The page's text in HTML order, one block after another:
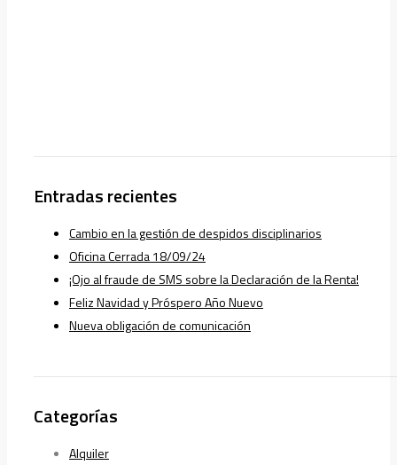
Entradas recientes
Cambio en la gestión de despidos disciplinarios
Oficina Cerrada 18/09/24
¡Ojo al fraude de SMS sobre la Declaración de la Renta!
Feliz Navidad y Próspero Año Nuevo
Nueva obligación de comunicación
Categorías
Alquiler